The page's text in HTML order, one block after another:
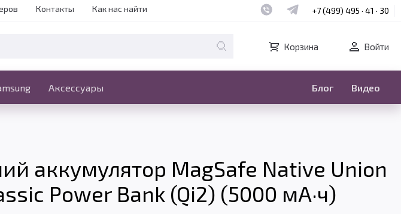
Контакты Как нас найти Наш whatsapp
Наш telegram
+7 (499) 495 · 41 · 30
Корзина Войти
Аксессуары Блог Видео
аккумулятор MagSafe Native Union
Power Bank (Qi2) (5000 мА·ч)